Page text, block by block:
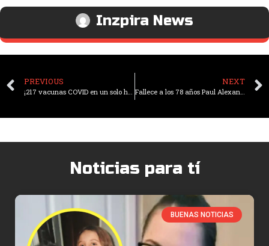
Inzpira News
PREVIOUS NEXT
Noticias para tí
BUENAS NOTICIAS